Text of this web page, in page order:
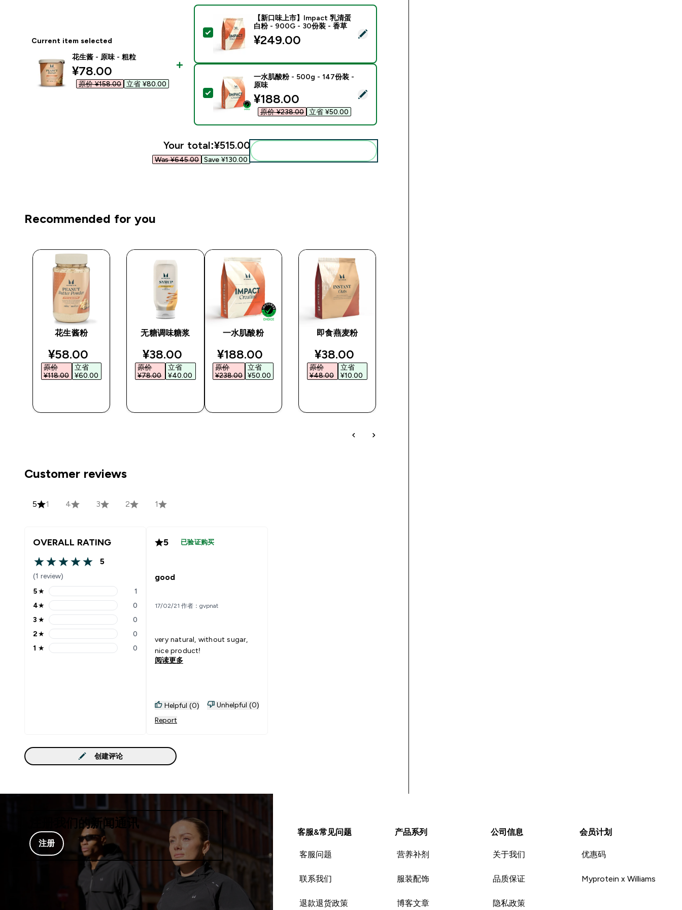
Current item selected
花生酱 - 原味 - 粗粒
discounted price
¥78.00‎
原价 ¥158.00‎ 立省 ¥80.00‎
Select this product - 【新口味上市】Impact 乳清蛋白粉 - 900G - 30份装 - 香草
【新口味上市】Impact 乳清蛋
白粉 - 900G - 30份装 - 香草
¥249.00‎
Select this product - 一水肌酸粉 - 500g - 147份装 - 原味
一水肌酸粉 - 500g - 147份装 -
原味
discounted price
¥188.00‎
原价 ¥238.00‎ 立省 ¥50.00‎
Your total:¥515.00‎
Was ¥645.00‎ Save ¥130.00‎
Recommended for you
花生酱粉
discounted price
¥58.00‎
原价
¥118.00‎
立省
¥60.00‎
无糖调味糖浆
discounted price
¥38.00‎
原价
¥78.00‎
立省
¥40.00‎
一水肌酸粉
discounted price
¥188.00‎
原价
¥238.00‎
立省
¥50.00‎
即食燕麦粉
discounted price
¥38.00‎
原价
¥48.00‎
立省
¥10.00‎
Customer reviews
5 1 4 3 2 1
OVERALL RATING
5 out of 5 stars
5
(1 review)
5 stars rating 1 reviews
5★ 1
4 stars rating 0 reviews
4★ 0
3 stars rating 0 reviews
3 ★ 0
2 stars rating 0 reviews
2★ 0
1 stars rating 0 reviews
1 ★ 0
5 已验证购买
good
17/02/21 作者：gvpnat
very natural, without sugar,
nice product!
阅读更多
Helpful (0)
Unhelpful (0)
Report
创建评论
注册我们的新闻通讯
注册
客服&常见问题
客服问题
联系我们
退款退货政策
产品系列
营养补剂
服装配饰
博客文章
公司信息
关于我们
品质保证
隐私政策
会员计划
优惠码
Myprotein x Williams